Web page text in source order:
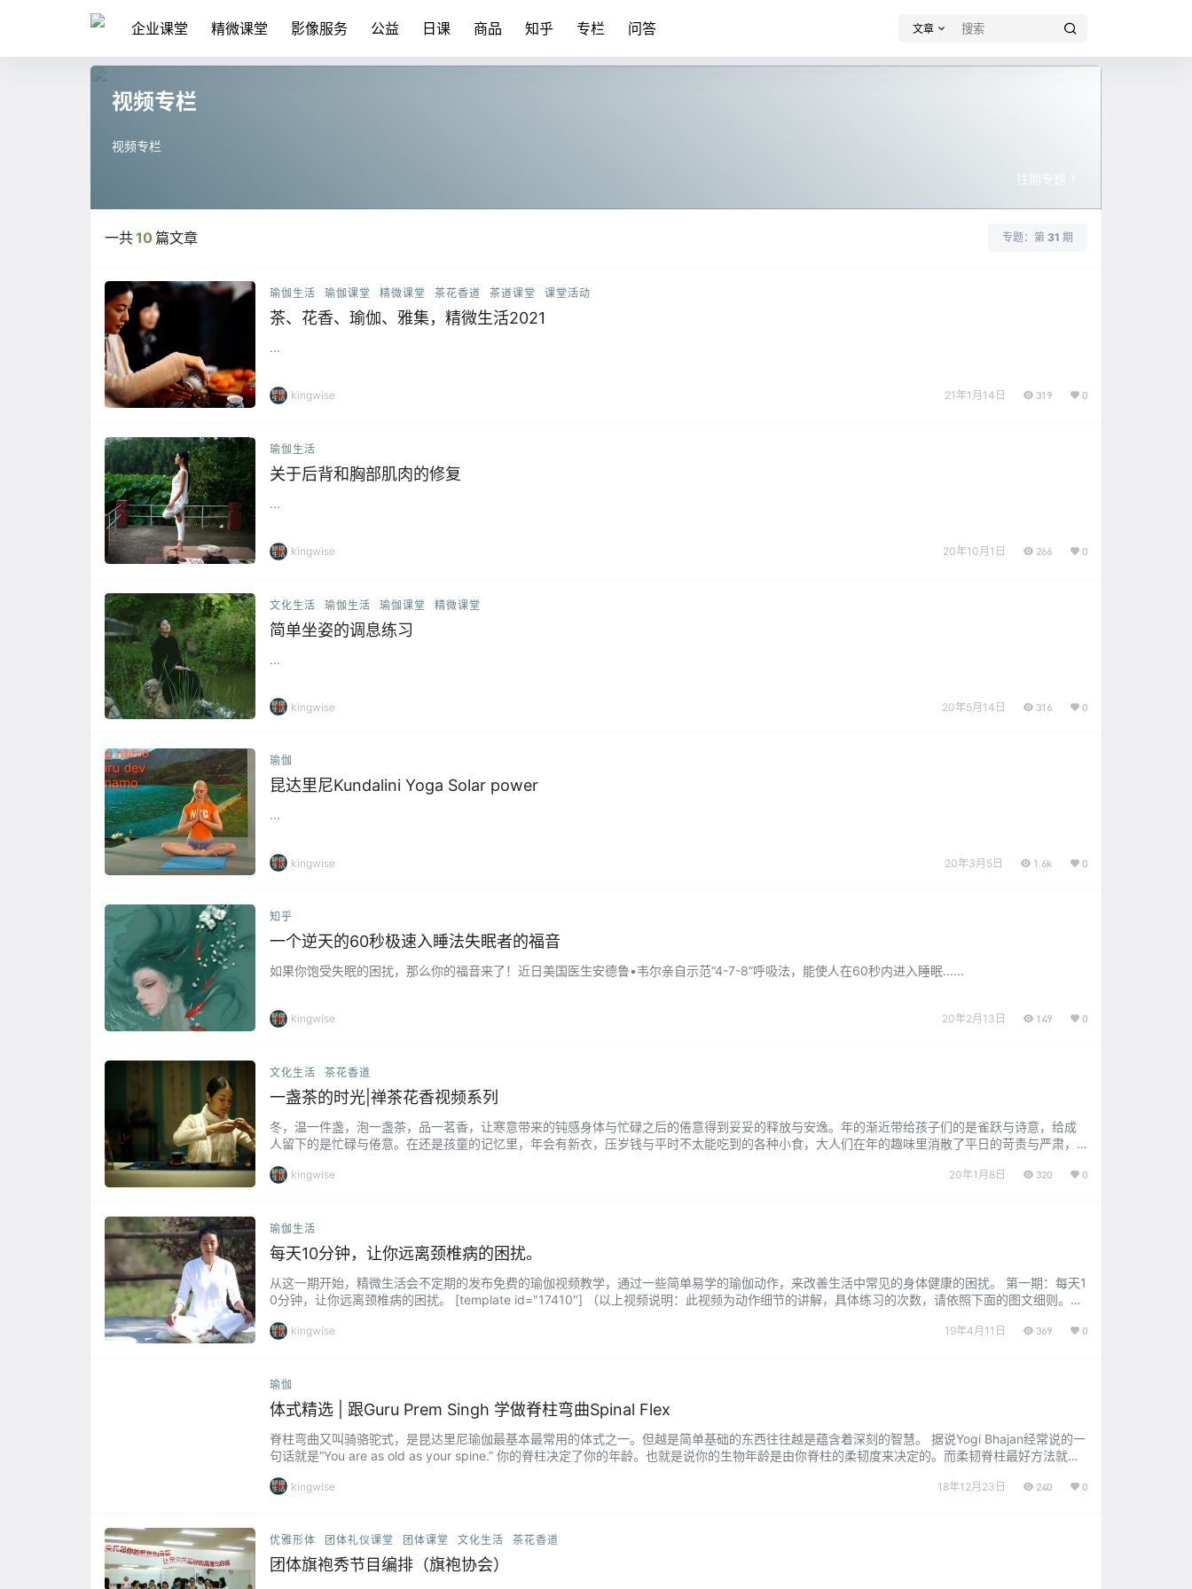
企业课堂 精微课堂 影像服务 公益 日课 商品 知乎 专栏 问答 文章
视频专栏
视频专栏
往期专题
一共10 篇文章 专题：第 31 期
瑜伽生活 瑜伽课堂 精微课堂 茶花香道 茶道课堂 课堂活动
茶、花香、瑜伽、雅集，精微生活2021
...
kingwise 21年1月14日 319 0
瑜伽生活
关于后背和胸部肌肉的修复
...
kingwise 20年10月1日 266 0
文化生活 瑜伽生活 瑜伽课堂 精微课堂
简单坐姿的调息练习
...
kingwise 20年5月14日 316 0
瑜伽
昆达里尼Kundalini Yoga Solar power
...
kingwise 20年3月5日 1.6k 0
知乎
一个逆天的60秒极速入睡法失眠者的福音
如果你饱受失眠的困扰，那么你的福音来了！近日美国医生安德鲁•韦尔亲自示范“4-7-8”呼吸法，能使人在60秒内进入睡眠......
kingwise 20年2月13日 149 0
文化生活 茶花香道
一盏茶的时光|禅茶花香视频系列
冬，温一件盏，泡一盏茶，品一茗香，让寒意带来的钝感身体与忙碌之后的倦意得到妥妥的释放与安逸。年的渐近带给孩子们的是雀跃与诗意，给成
人留下的是忙碌与倦意。在还是孩童的记忆里，年会有新衣，压岁钱与平时不太能吃到的各种小食，大人们在年的趣味里消散了平日的苛责与严肃，
布一道茶…...
kingwise 20年1月8日 320 0
瑜伽生活
每天10分钟，让你远离颈椎病的困扰。
从这一期开始，精微生活会不定期的发布免费的瑜伽视频教学，通过一些简单易学的瑜伽动作，来改善生活中常见的身体健康的困扰。 第一期：每天1
0分钟，让你远离颈椎病的困扰。 [template id="17410"] （以上视频说明：此视频为动作细节的讲解，具体练习的次数，请依照下面的图文细则。速
kingwise 19年4月11日 369 0
瑜伽
体式精选 | 跟Guru Prem Singh 学做脊柱弯曲Spinal Flex
脊柱弯曲又叫骑骆驼式，是昆达里尼瑜伽最基本最常用的体式之一。但越是简单基础的东西往往越是蕴含着深刻的智慧。 据说Yogi Bhajan经常说的一
句话就是“You are as old as your spine.” 你的脊柱决定了你的年龄。也就是说你的生物年龄是由你脊柱的柔韧度来决定的。而柔韧脊柱最好方法就是
kingwise 18年12月23日 240 0
优雅形体 团体礼仪课堂 团体课堂 文化生活 茶花香道
团体旗袍秀节目编排（旗袍协会）